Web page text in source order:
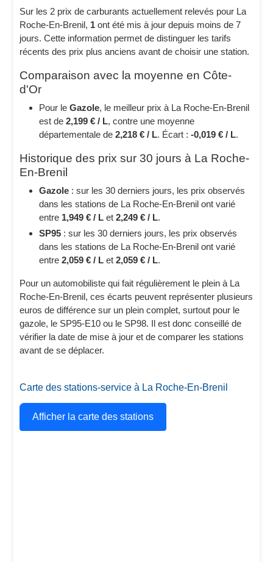
Sur les 2 prix de carburants actuellement relevés pour La
Roche-En-Brenil, 1 ont été mis à jour depuis moins de 7
jours. Cette information permet de distinguer les tarifs
récents des prix plus anciens avant de choisir une station.
Comparaison avec la moyenne en Côte-
d'Or
Pour leGazole, le meilleur prix à La Roche-En-Brenil
est de2,199 € / L, contre une moyenne
départementale de2,218 € / L. Écart :-0,019 € / L.
Historique des prix sur 30 jours à La Roche-
En-Brenil
Gazole : sur les 30 derniers jours, les prix observés
dans les stations de La Roche-En-Brenil ont varié
entre 1,949 € / L et2,249 € / L.
SP95 : sur les 30 derniers jours, les prix observés
dans les stations de La Roche-En-Brenil ont varié
entre2,059 € / L et2,059 € / L.
Pour un automobiliste qui fait régulièrement le plein à La
Roche-En-Brenil, ces écarts peuvent représenter plusieurs
euros de différence sur un plein complet, surtout pour le
gazole, le SP95-E10 ou le SP98. Il est donc conseillé de
vérifier la date de mise à jour et de comparer les stations
avant de se déplacer.
Carte des stations-service à La Roche-En-Brenil
Afficher la carte des stations